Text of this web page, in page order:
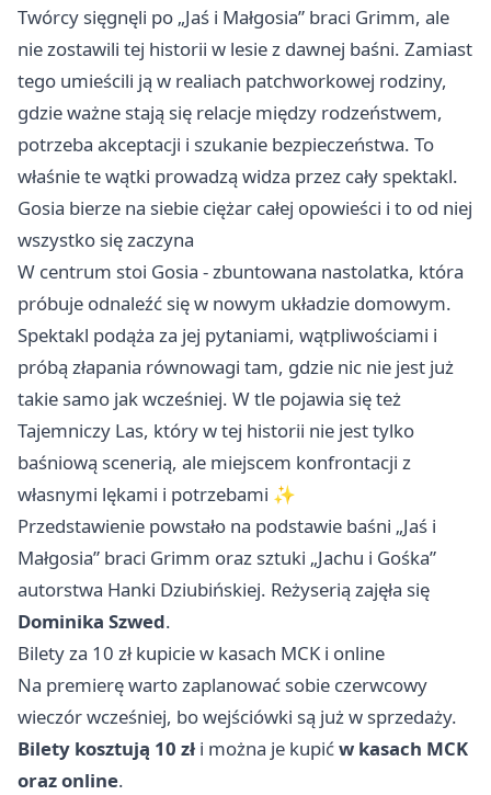
Twórcy sięgnęli po „Jaś i Małgosia” braci Grimm, ale
nie zostawili tej historii w lesie z dawnej baśni. Zamiast
tego umieścili ją w realiach patchworkowej rodziny,
gdzie ważne stają się relacje między rodzeństwem,
potrzeba akceptacji i szukanie bezpieczeństwa. To
właśnie te wątki prowadzą widza przez cały spektakl.
Gosia bierze na siebie ciężar całej opowieści i to od niej
wszystko się zaczyna
W centrum stoi Gosia - zbuntowana nastolatka, która
próbuje odnaleźć się w nowym układzie domowym.
Spektakl podąża za jej pytaniami, wątpliwościami i
próbą złapania równowagi tam, gdzie nic nie jest już
takie samo jak wcześniej. W tle pojawia się też
Tajemniczy Las, który w tej historii nie jest tylko
baśniową scenerią, ale miejscem konfrontacji z
własnymi lękami i potrzebami ✨
Przedstawienie powstało na podstawie baśni „Jaś i
Małgosia” braci Grimm oraz sztuki „Jachu i Gośka”
autorstwa Hanki Dziubińskiej. Reżyserią zajęła się
Dominika Szwed.
Bilety za 10 zł kupicie w kasach MCK i online
Na premierę warto zaplanować sobie czerwcowy
wieczór wcześniej, bo wejściówki są już w sprzedaży.
Bilety kosztują 10 zł i można je kupićw kasach MCK
oraz online.